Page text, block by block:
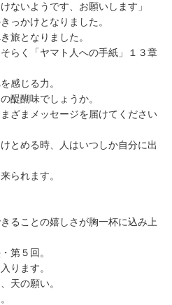
ないようです、お願いします」
っかけとなりました。
旅となりました。
らく「ヤマト人への手紙」１３章
感じる力。
醍醐味でしょうか。
ざまメッセージを届けてください
とめる時、人はいつしか自分に出
られます。
ることの嬉しさが胸一杯に込み上
第５回。
ります。
天の願い。